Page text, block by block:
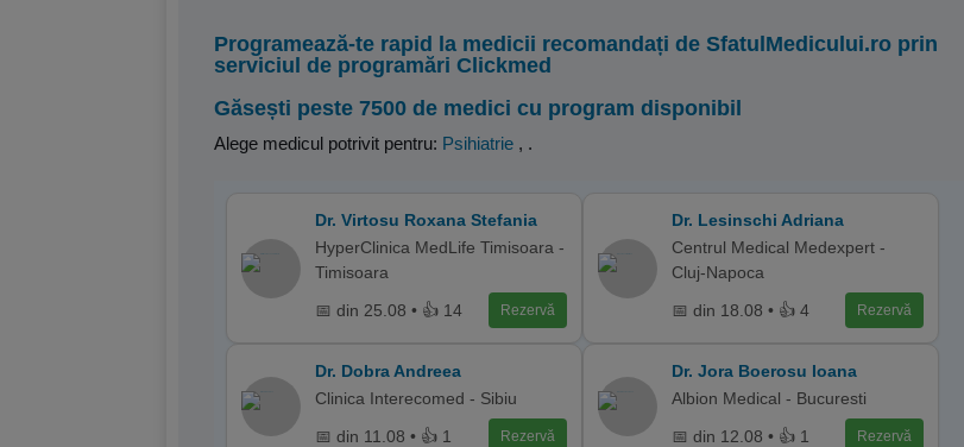
Programează-te rapid la medicii recomandați de SfatulMedicului.ro prin
serviciul de programări Clickmed
Găsești peste 7500 de medici cu program disponibil
Alege medicul potrivit pentru: Psihiatrie , .
Dr. Virtosu Roxana Stefania
HyperClinica MedLife Timisoara -
Timisoara
📅 din 25.08 • 👍 14
Rezervă
Dr. Lesinschi Adriana
Centrul Medical Medexpert -
Cluj-Napoca
📅 din 18.08 • 👍 4
Rezervă
Dr. Dobra Andreea
Clinica Interecomed - Sibiu
📅 din 11.08 • 👍 1
Rezervă
Dr. Jora Boerosu Ioana
Albion Medical - Bucuresti
📅 din 12.08 • 👍 1
Rezervă